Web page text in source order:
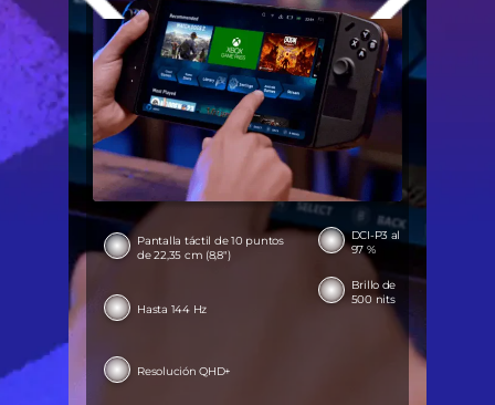
Pantalla táctil de 10 puntos
de 22,35 cm (8,8")
Hasta 144 Hz
Resolución QHD+
DCI-P3 al
97 %
Brillo de
500 nits